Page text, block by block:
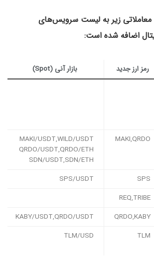
معاملاتی زیر به لیست سرویس‌های
اضافه شده است:
رمز ارز جدید
بازار آنی (Spot)
MAKI,QRDO
MAKI/USDT,WILD/USDT
QRDO/USDT,QRDO/ETH
SDN/USDT,SDN/ETH
SPS
SPS/USDT
REQ,TRIBE
QRDO,KABY
KABY/USDT,QRDO/USDT
TLM
TLM/USD